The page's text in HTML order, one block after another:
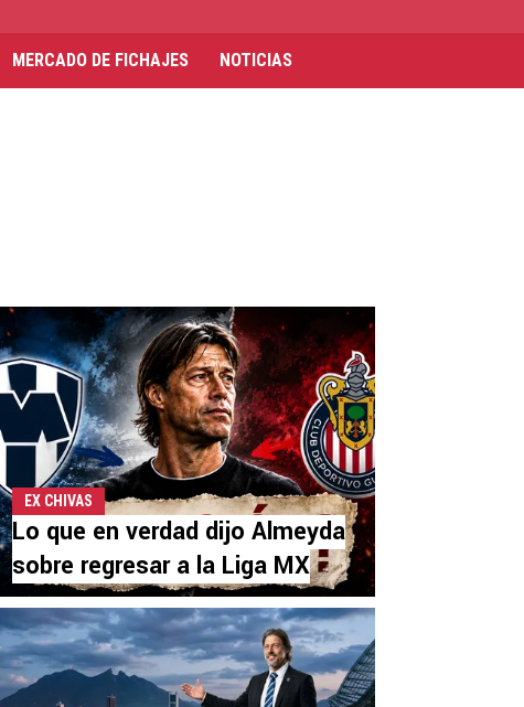
MERCADO DE FICHAJES NOTICIAS
EX CHIVAS
Lo que en verdad dijo Almeyda
sobre regresar a la Liga MX